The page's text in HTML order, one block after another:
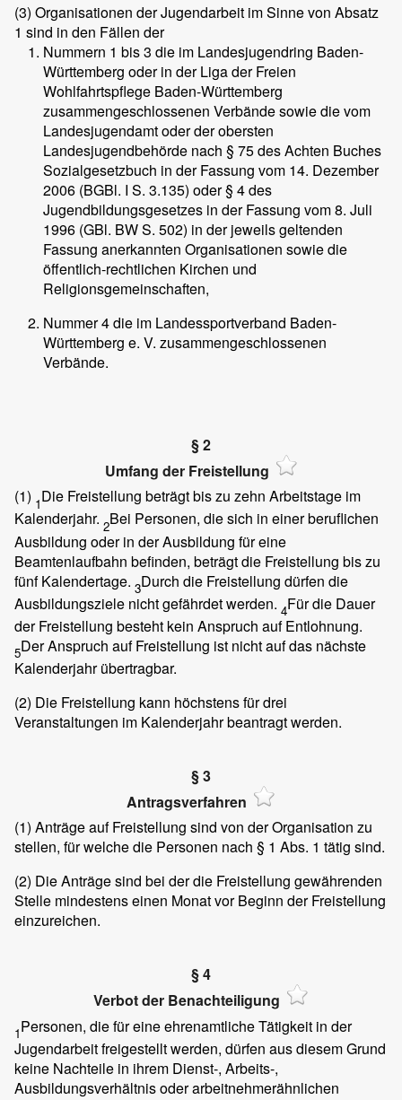
(3) Organisationen der Jugendarbeit im Sinne von Absatz
1 sind in den Fällen der
Nummern 1 bis 3 die im Landesjugendring Baden-
Württemberg oder in der Liga der Freien
Wohlfahrtspflege Baden-Württemberg
zusammengeschlossenen Verbände sowie die vom
Landesjugendamt oder der obersten
Landesjugendbehörde nach § 75 des Achten Buches
Sozialgesetzbuch in der Fassung vom 14. Dezember
2006 (BGBl. I S. 3.135) oder § 4 des
Jugendbildungsgesetzes in der Fassung vom 8. Juli
1996 (GBl. BW S. 502) in der jeweils geltenden
Fassung anerkannten Organisationen sowie die
öffentlich-rechtlichen Kirchen und
Religionsgemeinschaften,
Nummer 4 die im Landessportverband Baden-
Württemberg e. V. zusammengeschlossenen
Verbände.
§ 2
Umfang der Freistellung
(1) 1Die Freistellung beträgt bis zu zehn Arbeitstage im
Kalenderjahr. 2Bei Personen, die sich in einer beruflichen
Ausbildung oder in der Ausbildung für eine
Beamtenlaufbahn befinden, beträgt die Freistellung bis zu
fünf Kalendertage. 3Durch die Freistellung dürfen die
Ausbildungsziele nicht gefährdet werden. 4Für die Dauer
der Freistellung besteht kein Anspruch auf Entlohnung.
5Der Anspruch auf Freistellung ist nicht auf das nächste
Kalenderjahr übertragbar.
(2) Die Freistellung kann höchstens für drei
Veranstaltungen im Kalenderjahr beantragt werden.
§ 3
Antragsverfahren
(1) Anträge auf Freistellung sind von der Organisation zu
stellen, für welche die Personen nach § 1 Abs. 1 tätig sind.
(2) Die Anträge sind bei der die Freistellung gewährenden
Stelle mindestens einen Monat vor Beginn der Freistellung
einzureichen.
§ 4
Verbot der Benachteiligung
1Personen, die für eine ehrenamtliche Tätigkeit in der
Jugendarbeit freigestellt werden, dürfen aus diesem Grund
keine Nachteile in ihrem Dienst-, Arbeits-,
Ausbildungsverhältnis oder arbeitnehmerähnlichen